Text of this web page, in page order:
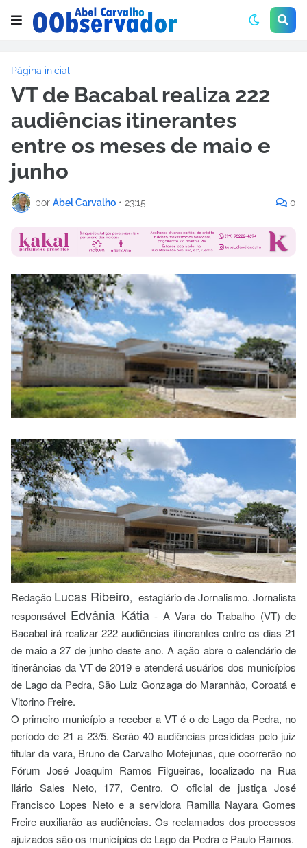
Página inicial
VT de Bacabal realiza 222
audiências itinerantes
entre os meses de maio e
junho
por Abel Carvalho • 23:15 0
Redação Lucas Ribeiro, estagiário de Jornalismo.Jornalista
responsável Edvânia Kátia- A Vara do Trabalho (VT) de
Bacabal irá realizar 222 audiências itinerantes entre os dias 21
de maio a 27 de junho deste ano. A ação abre o calendário de
itinerâncias da VT de 2019 e atenderá usuários dos municípios
de Lago da Pedra, São Luiz Gonzaga do Maranhão, Coroatá e
Vitorino Freire.
O primeiro município a receber a VT é o de Lago da Pedra, no
período de 21 a 23/5. Serão 40 audiências presididas pelo juiz
titular da vara, Bruno de Carvalho Motejunas, que ocorrerão no
Fórum José Joaquim Ramos Filgueiras, localizado na Rua
Ilário Sales Neto, 177, Centro. O oficial de justiça José
Francisco Lopes Neto e a servidora Ramilla Nayara Gomes
Freire auxiliarão as audiências. Os reclamados dos processos
ajuizados são os municípios de Lago da Pedra e Paulo Ramos.